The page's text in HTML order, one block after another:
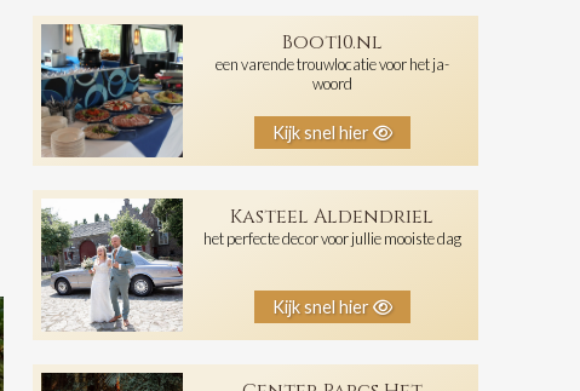
Boot10.nl
een varende trouwlocatie voor het ja-
woord
Kijk snel hier
Kasteel Aldendriel
het perfecte decor voor jullie mooiste dag
Kijk snel hier